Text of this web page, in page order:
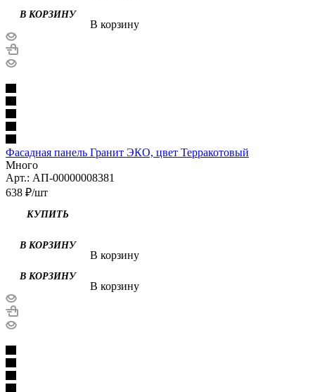
В корзину
Фасадная панель Гранит ЭКО, цвет Терракотовый
Много
Арт.: АП-00000008381
638 ₽/шт
В корзину
В корзину